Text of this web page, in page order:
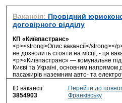
Вакансія: Провідний
договірного відділу
КП «Київпастранс»
<p><strong>Опис вакансії</
не дозволить стояти на місці, - ця
<p>«Київпастранс» — комунальне
Києві та Україні, основним напрямом
пасажирів наземним авто- та
ID вакансії:
3854903
Перейти до
Франківську